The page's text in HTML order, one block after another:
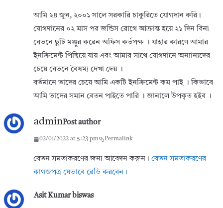
আমি ২৪ জুন, ২০০১ সালে সরকারি চাকুরিতে যোগদান করি।
যোগদানের ০২ মাস পর জন্ডিস রোগে আক্রান্ত হয়ে ২১ দিন বিনা
বেতনে ছুটি মঞ্জুর করেন অফিস কর্তপক্ষ । যাহার কারণে আমার
ইনক্রিমেন্ট পিছিয়ে যায় এবং আমার সাথে যোগদানে অন্যান্যদের
চেয়ে বেতনে বৈষম্য দেখা দেয় ।
বর্তমানে তাদের চেয়ে আমি একটি ইনক্রিমেন্ট কম পাই । কিভাবে
আমি তাদের সমান বেতন পাইতে পারি । জানালে উপকৃত হইব ।
adminPost author
02/01/2022 at 5:23 pm Permalink
বেতন সমতাকরণের জন্য আবেদন করুন। বেতন সমতাকরণের
কাগজপত্র যেভাবে রেডি করবেন।
Asit Kumar biswas